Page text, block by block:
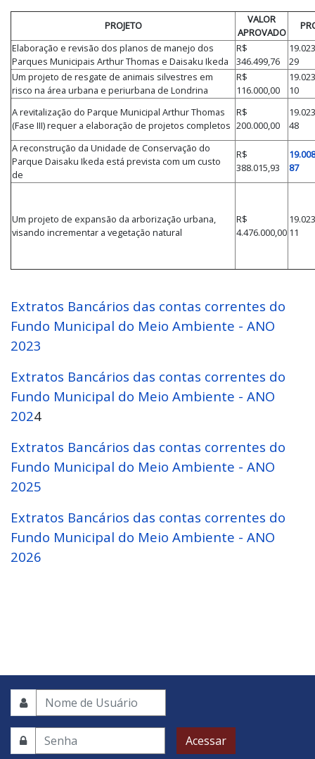
PROJETO
VALOR
APROVADO
Elaboração e revisão dos planos de manejo dos
Parques Municipais Arthur Thomas e Daisaku Ikeda
R$
346.499,76
29
Um projeto de resgate de animais silvestres em
risco na área urbana e periurbana de Londrina
R$
116.000,00
10
A revitalização do Parque Municipal Arthur Thomas
(Fase III) requer a elaboração de projetos completos
R$
200.000,00
48
A reconstrução da Unidade de Conservação do
Parque Daisaku Ikeda está prevista com um custo
de
R$
388.015,93
87
Um projeto de expansão da arborização urbana,
visando incrementar a vegetação natural
R$
4.476.000,00 11
Extratos Bancários das contas correntes do
Fundo Municipal do Meio Ambiente - ANO
2023
Extratos Bancários das contas correntes do
Fundo Municipal do Meio Ambiente - ANO
2024
Extratos Bancários das contas correntes do
Fundo Municipal do Meio Ambiente - ANO
2025
Extratos Bancários das contas correntes do
Fundo Municipal do Meio Ambiente - ANO
2026
Acessar